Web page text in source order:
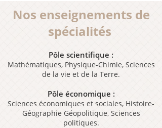
Nos enseignements de
spécialités ​
Pôle scientifique :
Mathématiques, Physique-Chimie, Sciences
de la vie et de la Terre.
Pôle économique :
Sciences économiques et sociales, Histoire-
Géographie Géopolitique, Sciences
politiques.